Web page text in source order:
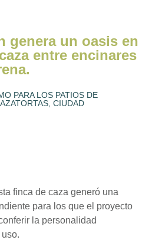
genera un oasis en
entre encinares
PARA LOS PATIOS DE
CIUDAD
finca de caza generó una
para los que el proyecto
la personalidad